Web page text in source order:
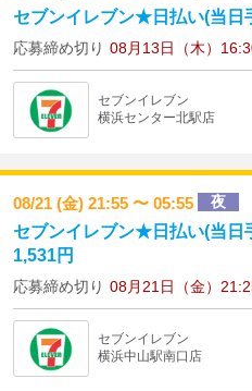
セブンイレブン★日払い(当日
応募締め切り 08月13日（木）
セブンイレブン
横浜センター北駅店
08/21 (金) 21:55 〜 05:55 夜
セブンイレブン★日払い(当
1,531円
応募締め切り 08月21日（金）
セブンイレブン
横浜中山駅南口店